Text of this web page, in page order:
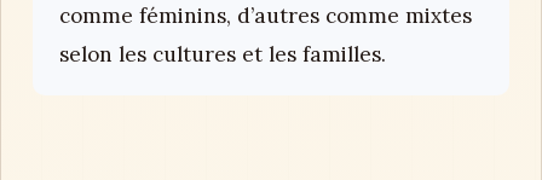
comme féminins, d’autres comme mixtes
selon les cultures et les familles.